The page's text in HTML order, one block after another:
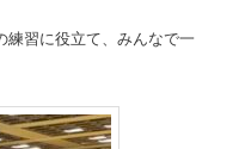
習に役立て、みんなで一